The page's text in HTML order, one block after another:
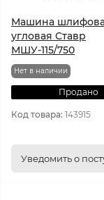
Машина
угловая Ставр
МШУ-115/750
Нет в наличии
Продано
Код товара: 143915
Уведомить о